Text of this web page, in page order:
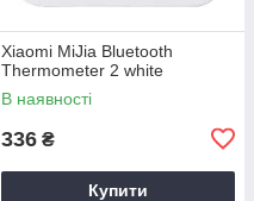
Xiaomi MiJia Bluetooth
Thermometer 2 white
В наявності
336 ₴
Купити